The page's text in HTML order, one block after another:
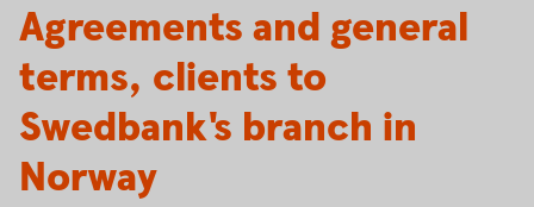
Agreements and general
terms, clients to
Swedbank's branch in
Norway